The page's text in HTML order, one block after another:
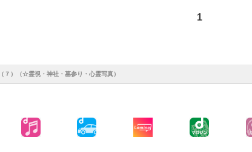
1
７）（☆霊視・神社・墓参り・心霊写真）